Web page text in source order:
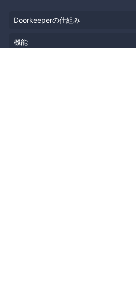
Doorkeeperの仕組み
機能